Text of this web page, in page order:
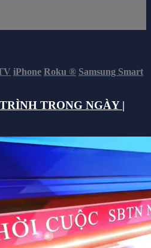
iPhone Roku ® Samsung Smart
TRONG NGÀY |